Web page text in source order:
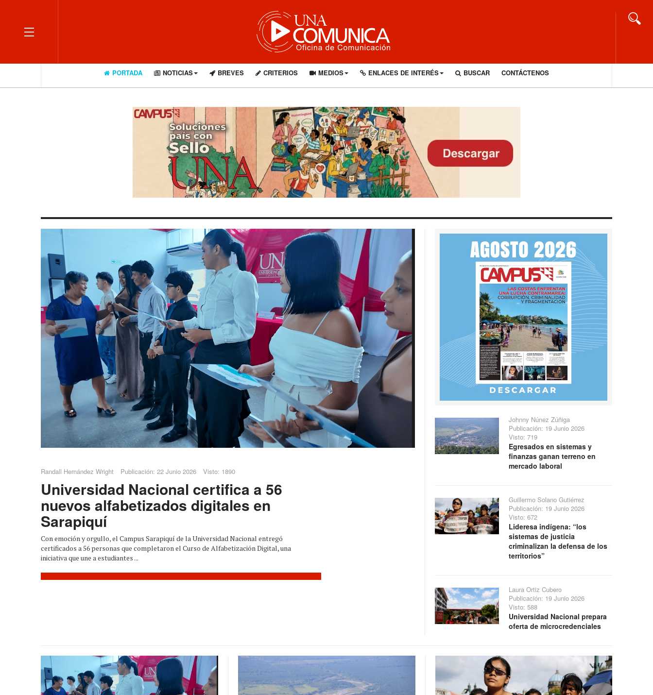
OFF CANVAS
PORTADA NOTICIAS BREVES CRITERIOS MEDIOS ENLACES DE INTERÉS BUSCAR CONTÁCTENOS
Randall Hernández Wright Publicación: 22 Junio 2026 Visto: 1890
Universidad Nacional certifica a 56
nuevos alfabetizados digitales en
Sarapiquí
Con emoción y orgullo, el Campus Sarapiquí de la Universidad Nacional entregó
certificados a 56 personas que completaron el Curso de Alfabetización Digital, una
iniciativa que une a estudiantes ...
Johnny Núnez Zúñiga
Publicación: 19 Junio 2026
Visto: 719
Egresados en sistemas y
finanzas ganan terreno en
mercado laboral
Guillermo Solano Gutiérrez
Publicación: 19 Junio 2026
Visto: 672
Lideresa indígena: “los
sistemas de justicia
criminalizan la defensa de los
territorios”
Laura Ortiz Cubero
Publicación: 19 Junio 2026
Visto: 588
Universidad Nacional prepara
oferta de microcredenciales